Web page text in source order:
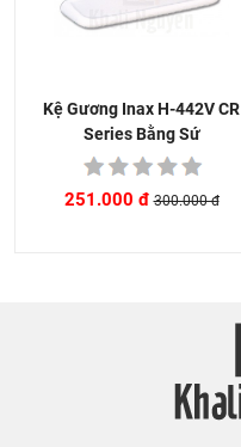
Kệ Gương Inax H-442V CR
Series Bằng Sứ
251.000 đ 300.000 đ